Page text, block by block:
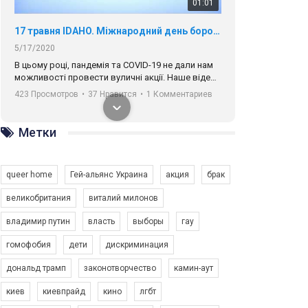
01:01
17 травня IDAHO. Міжнародний день боротьби з гомофобією трансфобією і біфобія.
5/17/2020
В цьому році, пандемія та COVІD-19 не дали нам
можливості провести вуличні акції. Наше відео-
звернення про те, що навіть коли ми у різних
містах та не можемо зустрінеться, ми разом. Ми
закликаємо всіх хто поділяє цінності рівності та
солідарності, приєднатися до нас. Регіональні
підрозділи ГАУ є в 16 областях України.
423 Просмотров • 37 Нравится • 1 Комментариев
Зупинимо насильство проти ЛГБТ в Україні! Stop violence against LGBT in Ukraine!
Емоційний та вражаючий промо-ролік на
Метки
queer home Гей-альянс Украина акция брак
великобритания виталий милонов
владимир путин власть выборы гау
гомофобия дети дискриминация
дональд трамп законотворчество камин-аут
киев киевпрайд кино лгбт